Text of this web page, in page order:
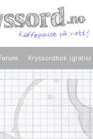
Kryssordbok (gratis)